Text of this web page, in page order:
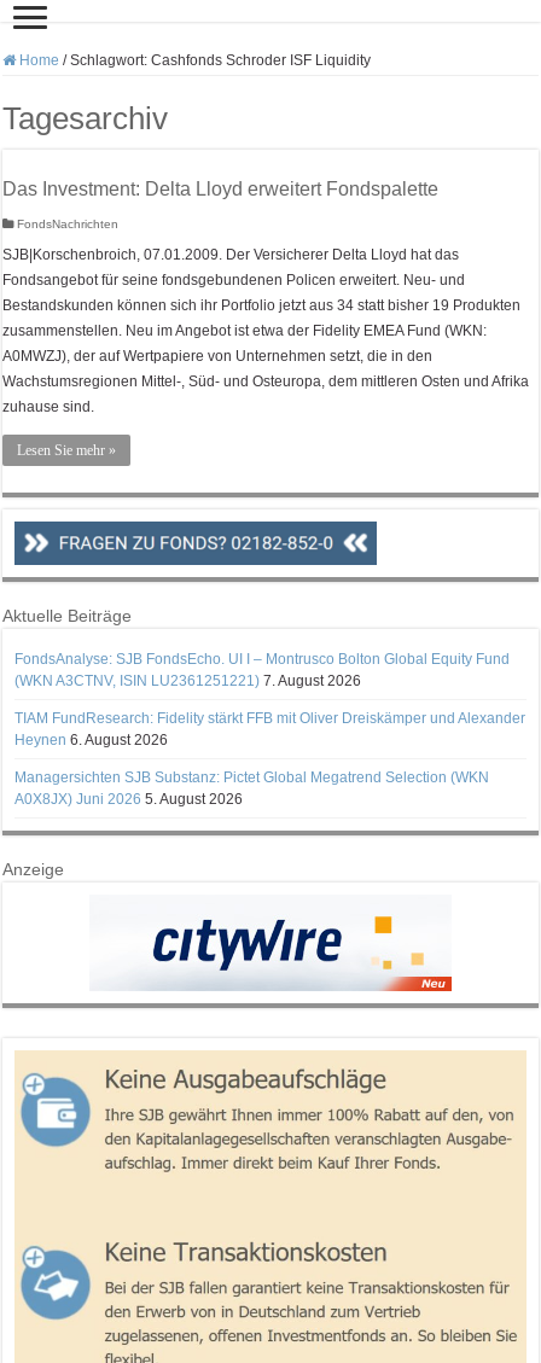
Home / Schlagwort:Cashfonds Schroder ISF Liquidity
Tagesarchiv
Das Investment: Delta Lloyd erweitert Fondspalette
FondsNachrichten
SJB|Korschenbroich, 07.01.2009. Der Versicherer Delta Lloyd hat das
Fondsangebot für seine fondsgebundenen Policen erweitert. Neu- und
Bestandskunden können sich ihr Portfolio jetzt aus 34 statt bisher 19 Produkten
zusammenstellen. Neu im Angebot ist etwa der Fidelity EMEA Fund (WKN:
A0MWZJ), der auf Wertpapiere von Unternehmen setzt, die in den
Wachstumsregionen Mittel-, Süd- und Osteuropa, dem mittleren Osten und Afrika
zuhause sind.
Lesen Sie mehr »
Aktuelle Beiträge
FondsAnalyse: SJB FondsEcho. UI I – Montrusco Bolton Global Equity Fund
(WKN A3CTNV, ISIN LU2361251221) 7. August 2026
TIAM FundResearch: Fidelity stärkt FFB mit Oliver Dreiskämper und Alexander
Heynen 6. August 2026
Managersichten SJB Substanz: Pictet Global Megatrend Selection (WKN
A0X8JX) Juni 2026 5. August 2026
Anzeige